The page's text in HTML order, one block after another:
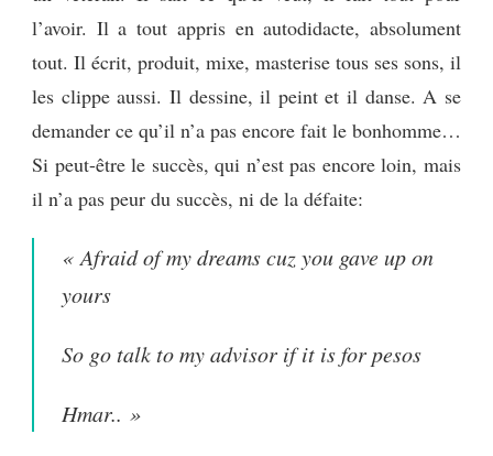
l’avoir. Il a tout appris en autodidacte, absolument
tout. Il écrit, produit, mixe, masterise tous ses sons, il
les clippe aussi. Il dessine, il peint et il danse. A se
demander ce qu’il n’a pas encore fait le bonhomme…
Si peut-être le succès, qui n’est pas encore loin, mais
il n’a pas peur du succès, ni de la défaite:
«Afraid of my dreams cuz you gave up on
yours
So go talk to my advisor if it is for pesos
Hmar.. »